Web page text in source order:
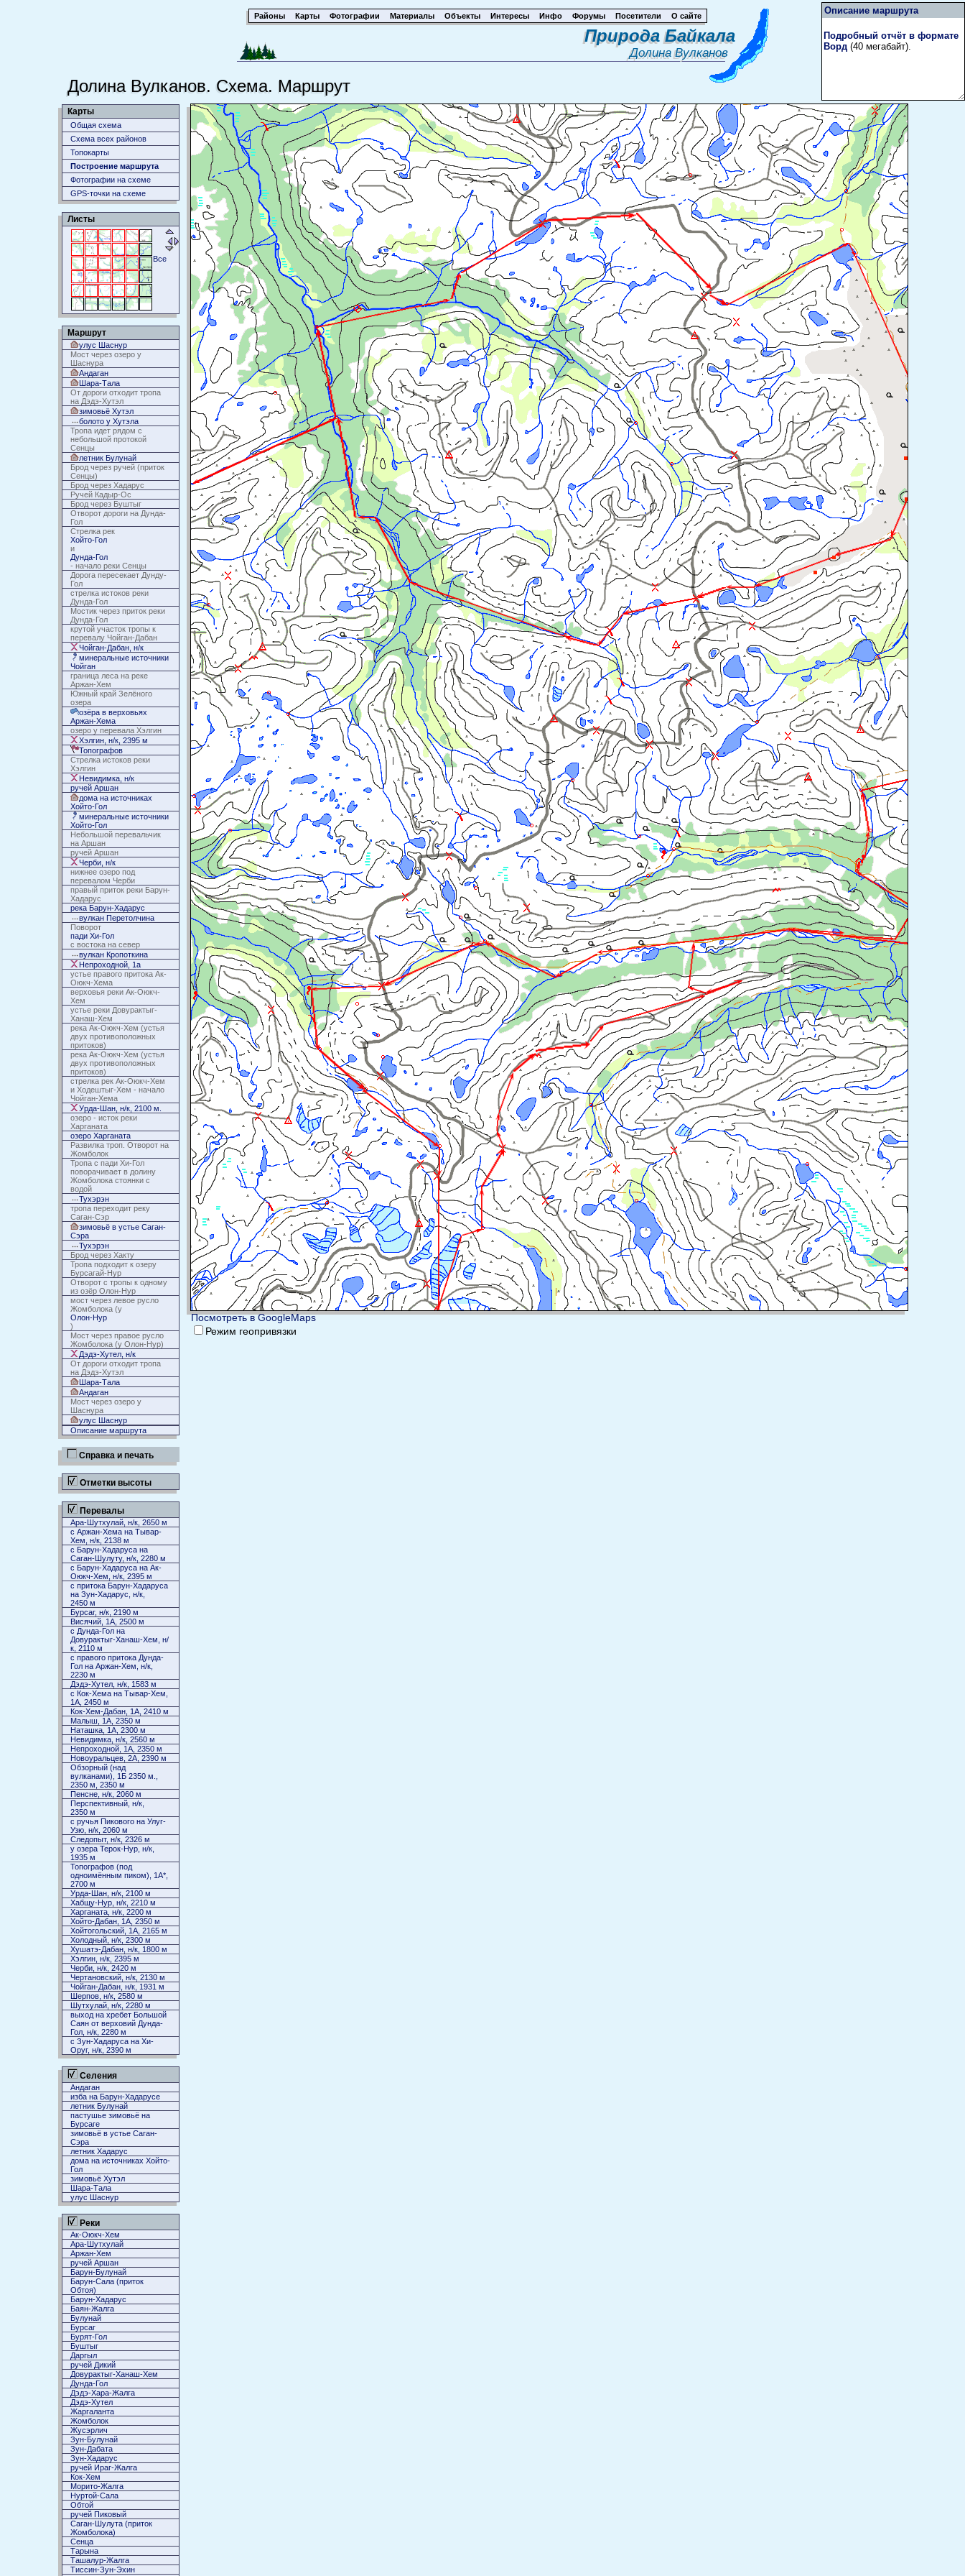
Районы Карты Фотографии Материалы Объекты Интересы Инфо Форумы Посетители О сайте
Природа Байкала
Долина Вулканов
Описание маршрута
Подробный отчёт в формате
Ворд (40 мегабайт).
Долина Вулканов. Схема. Маршрут
Карты
Общая схема
Схема всех районов
Топокарты
Построение маршрута
Фотографии на схеме
GPS-точки на схеме
Листы
Все
Маршрут
улус Шаснур
Мост через озеро у
Шаснура
Андаган
Шара-Тала
От дороги отходит тропа
на Дэдэ-Хутэл
зимовьё Хутэл
болото у Хутэла
Тропа идет рядом с
небольшой протокой
Сенцы
летник Булунай
Брод через ручей (приток
Сенцы)
Брод через Хадарус
Ручей Кадыр-Ос
Брод через Буштыг
Отворот дороги на Дунда-
Гол
Стрелка рек
Хойто-Гол
и
Дунда-Гол
- начало реки Сенцы
Дорога пересекает Дунду-
Гол
стрелка истоков реки
Дунда-Гол
Мостик через приток реки
Дунда-Гол
крутой участок тропы к
перевалу Чойган-Дабан
Чойган-Дабан, н/к
минеральные источники
Чойган
граница леса на реке
Аржан-Хем
Южный край Зелёного
озера
озёра в верховьях
Аржан-Хема
озеро у перевала Хэлгин
Хэлгин, н/к, 2395 м
Топографов
Стрелка истоков реки
Хэлгин
Невидимка, н/к
ручей Аршан
дома на источниках
Хойто-Гол
минеральные источники
Хойто-Гол
Небольшой перевальчик
на Аршан
ручей Аршан
Черби, н/к
нижнее озеро под
перевалом Черби
правый приток реки Барун-
Хадарус
река Барун-Хадарус
вулкан Перетолчина
Поворот
пади Хи-Гол
с востока на север
вулкан Кропоткина
Непроходной, 1а
устье правого притока Ак-
Оюкч-Хема
верховья реки Ак-Оюкч-
Хем
устье реки Довурактыг-
Ханаш-Хем
река Ак-Оюкч-Хем (устья
двух противоположных
притоков)
река Ак-Оюкч-Хем (устья
двух противоположных
притоков)
стрелка рек Ак-Оюкч-Хем
и Ходештыг-Хем - начало
Чойган-Хема
Урда-Шан, н/к, 2100 м.
озеро - исток реки
Харганата
озеро Харганата
Развилка троп. Отворот на
Жомболок
Тропа с пади Хи-Гол
поворачивает в долину
Жомболока стоянки с
водой
Тухэрэн
тропа переходит реку
Саган-Сэр
зимовьё в устье Саган-
Сэра
Тухэрэн
Брод через Хакту
Тропа подходит к озеру
Бурсагай-Нур
Отворот с тропы к одному
из озёр Олон-Нур
мост через левое русло
Жомболока (у
Олон-Нур
)
Мост через правое русло
Жомболока (у Олон-Нур)
Дэдэ-Хутел, н/к
От дороги отходит тропа
на Дэдэ-Хутэл
Шара-Тала
Андаган
Мост через озеро у
Шаснура
улус Шаснур
Описание маршрута
Справка и печать
Отметки высоты
Перевалы
Ара-Шутхулай, н/к, 2650 м
с Аржан-Хема на Тывар-
Хем, н/к, 2138 м
с Барун-Хадаруса на
Саган-Шулуту, н/к, 2280 м
с Барун-Хадаруса на Ак-
Оюкч-Хем, н/к, 2395 м
с притока Барун-Хадаруса
на Зун-Хадарус, н/к,
2450 м
Бурсаг, н/к, 2190 м
Висячий, 1А, 2500 м
с Дунда-Гол на
Довурактыг-Ханаш-Хем, н/
к, 2110 м
с правого притока Дунда-
Гол на Аржан-Хем, н/к,
2230 м
Дэдэ-Хутел, н/к, 1583 м
с Кок-Хема на Тывар-Хем,
1А, 2450 м
Кок-Хем-Дабан, 1А, 2410 м
Малыш, 1А, 2350 м
Наташка, 1А, 2300 м
Невидимка, н/к, 2560 м
Непроходной, 1А, 2350 м
Новоуральцев, 2А, 2390 м
Обзорный (над
вулканами), 1Б 2350 м.,
2350 м, 2350 м
Пенсне, н/к, 2060 м
Перспективный, н/к,
2350 м
с ручья Пикового на Улуг-
Узю, н/к, 2060 м
Следопыт, н/к, 2326 м
у озера Терок-Нур, н/к,
1935 м
Топографов (под
одноимённым пиком), 1А*,
2700 м
Урда-Шан, н/к, 2100 м
Хабщу-Нур, н/к, 2210 м
Харганата, н/к, 2200 м
Хойто-Дабан, 1А, 2350 м
Хойтогольский, 1А, 2165 м
Холодный, н/к, 2300 м
Хушатэ-Дабан, н/к, 1800 м
Хэлгин, н/к, 2395 м
Черби, н/к, 2420 м
Чертановский, н/к, 2130 м
Чойган-Дабан, н/к, 1931 м
Шерпов, н/к, 2580 м
Шутхулай, н/к, 2280 м
выход на хребет Большой
Саян от верховий Дунда-
Гол, н/к, 2280 м
с Зун-Хадаруса на Хи-
Оруг, н/к, 2390 м
Селения
Андаган
изба на Барун-Хадарусе
летник Булунай
пастушье зимовьё на
Бурсаге
зимовьё в устье Саган-
Сэра
летник Хадарус
дома на источниках Хойто-
Гол
зимовьё Хутэл
Шара-Тала
улус Шаснур
Реки
Ак-Оюкч-Хем
Ара-Шутхулай
Аржан-Хем
ручей Аршан
Барун-Булунай
Барун-Сала (приток
Обтоя)
Барун-Хадарус
Баян-Жалга
Булунай
Бурсаг
Бурят-Гол
Буштыг
Даргыл
ручей Дикий
Довурактыг-Ханаш-Хем
Дунда-Гол
Дэдэ-Хара-Жалга
Дэдэ-Хутел
Жаргаланта
Жомболок
Жусэрлич
Зун-Булунай
Зун-Дабата
Зун-Хадарус
ручей Ираг-Жалга
Кок-Хем
Морито-Жалга
Нуртой-Сала
Обтой
ручей Пиковый
Саган-Шулута (приток
Жомболока)
Сенца
Тарына
Ташалур-Жалга
Тиссин-Зун-Эхин
Посмотреть в GoogleMaps
Режим геопривязки